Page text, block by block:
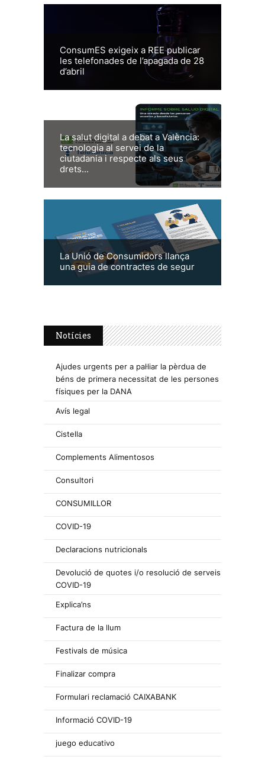
ConsumES exigeix a REE publicar
les telefonades de l’apagada de 28
d’abril
La salut digital a debat a València:
tecnologia al servei de la
ciutadania i respecte als seus
drets...
La Unió de Consumidors llança
una guia de contractes de segur
Notícies
Ajudes urgents per a pal·liar la pèrdua de
béns de primera necessitat de les persones
físiques per la DANA
Avís legal
Cistella
Complements Alimentosos
Consultori
CONSUMILLOR
COVID-19
Declaracions nutricionals
Devolució de quotes i/o resolució de serveis
COVID-19
Explica’ns
Factura de la llum
Festivals de música
Finalizar compra
Formulari reclamació CAIXABANK
Informació COVID-19
juego educativo